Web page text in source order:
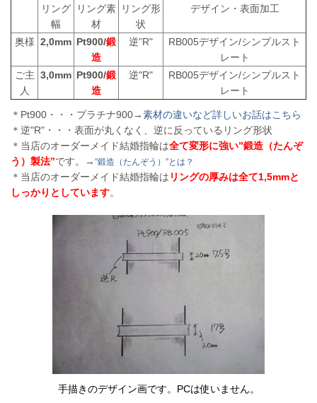
リング
幅
リング素
材
リング形
状
デザイン・表面加工
奥様 2,0mm Pt900/鍛
造
逆”R"
RB005デザイン/シンプルスト
レート
ご主
人
3,0mm Pt900/鍛
造
逆"R"
RB005デザイン/シンプルスト
レート
＊Pt900・・・プラチナ900→素材の違いなど詳しいお話はこちら
＊逆"R"・・・表面が丸くなく、逆に反っている リング形状
＊ 当店のオーダーメイド結婚指輪は全て変形に強い”鍛造（たんぞ
う）製法”です。→ ”鍛造（たんぞう）”とは？
＊ 当店のオーダーメイド結婚指輪は リングの厚みは全て1,5mmと
しっかりとしています。
手描きのデザイン画です。PCは使いません。